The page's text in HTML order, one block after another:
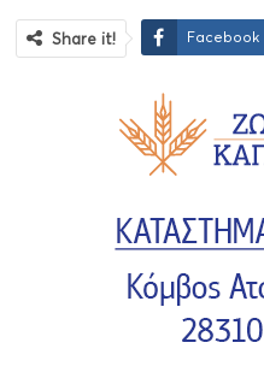
Share it! Facebook